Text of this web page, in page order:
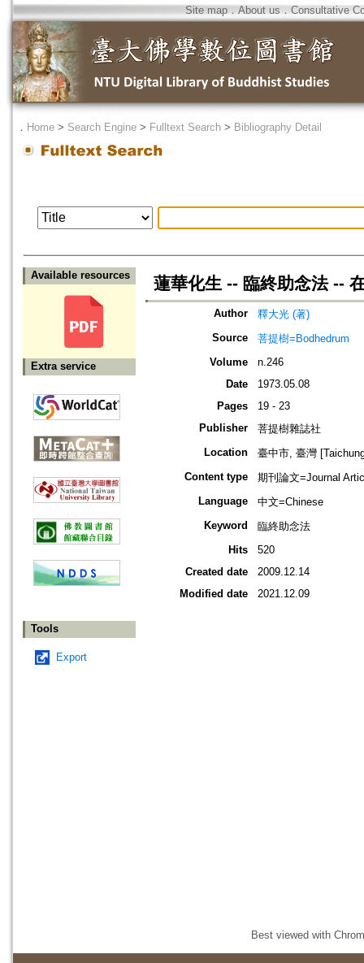
Site map．About us ． Consultative
． Home > Search Engine > Fulltext Search > Bibliography Detail
Available resources
Extra service
Tools
Export
蓮華化生 -- 臨終助念法 --
Author
釋大光 (著)
Source
菩提樹=Bodhedrum
Volume
n.246
Date
1973.05.08
Pages
19 - 23
Publisher
菩提樹雜誌社
Location
臺中市, 臺灣
Content type
期刊論文=Journal
Language
中文=Chinese
Keyword
臨終助念法
Hits
520
Created date
2009.12.14
Modified date
2021.12.09
Best viewed with